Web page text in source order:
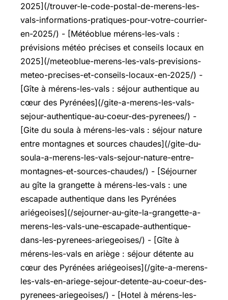
2025](/trouver-le-code-postal-de-merens-les-
vals-informations-pratiques-pour-votre-courrier-
en-2025/) - [Météoblue mérens-les-vals :
prévisions météo précises et conseils locaux en
2025](/meteoblue-merens-les-vals-previsions-
meteo-precises-et-conseils-locaux-en-2025/) -
[Gîte à mérens-les-vals : séjour authentique au
cœur des Pyrénées](/gite-a-merens-les-vals-
sejour-authentique-au-coeur-des-pyrenees/) -
[Gite du soula à mérens-les-vals : séjour nature
entre montagnes et sources chaudes](/gite-du-
soula-a-merens-les-vals-sejour-nature-entre-
montagnes-et-sources-chaudes/) - [Séjourner
au gîte la grangette à mérens-les-vals : une
escapade authentique dans les Pyrénées
ariégeoises](/sejourner-au-gite-la-grangette-a-
merens-les-vals-une-escapade-authentique-
dans-les-pyrenees-ariegeoises/) - [Gîte à
mérens-les-vals en ariège : séjour détente au
cœur des Pyrénées ariégeoises](/gite-a-merens-
les-vals-en-ariege-sejour-detente-au-coeur-des-
pyrenees-ariegeoises/) - [Hotel à mérens-les-